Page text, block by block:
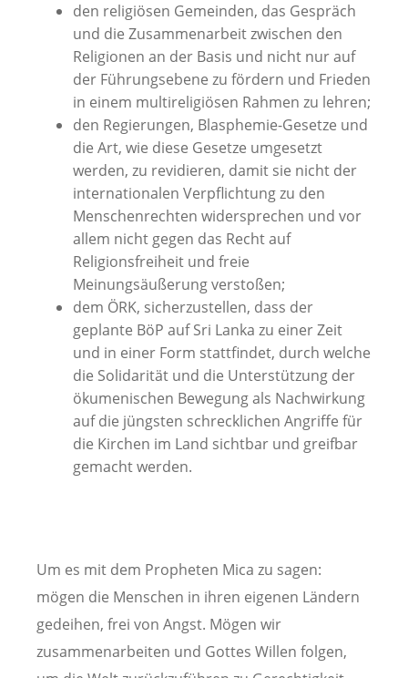
den religiösen Gemeinden, das Gespräch
und die Zusammenarbeit zwischen den
Religionen an der Basis und nicht nur auf
der Führungsebene zu fördern und Frieden
in einem multireligiösen Rahmen zu lehren;
den Regierungen, Blasphemie-Gesetze und
die Art, wie diese Gesetze umgesetzt
werden, zu revidieren, damit sie nicht der
internationalen Verpflichtung zu den
Menschenrechten widersprechen und vor
allem nicht gegen das Recht auf
Religionsfreiheit und freie
Meinungsäußerung verstoßen;
dem ÖRK, sicherzustellen, dass der
geplante BöP auf Sri Lanka zu einer Zeit
und in einer Form stattfindet, durch welche
die Solidarität und die Unterstützung der
ökumenischen Bewegung als Nachwirkung
auf die jüngsten schrecklichen Angriffe für
die Kirchen im Land sichtbar und greifbar
gemacht werden.
Um es mit dem Propheten Mica zu sagen:
mögen die Menschen in ihren eigenen Ländern
gedeihen, frei von Angst. Mögen wir
zusammenarbeiten und Gottes Willen folgen,